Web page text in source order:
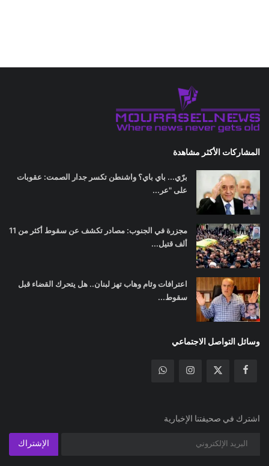
المشاركات الأكثر مشاهدة
برّي... باي باي؟ واشنطن تكسر جدار الصمت: عقوبات
على "عر...
مجزرة في الجنوب: مصادر تكشف عن سقوط أكثر من 11
ألف قتيل...
اعترافات وئام وهاب تهز لبنان.. هل يتحرك القضاء قبل
سقوط...
وسائل التواصل الاجتماعي
اشترك في صحيفتنا الإخبارية
الإشتراك